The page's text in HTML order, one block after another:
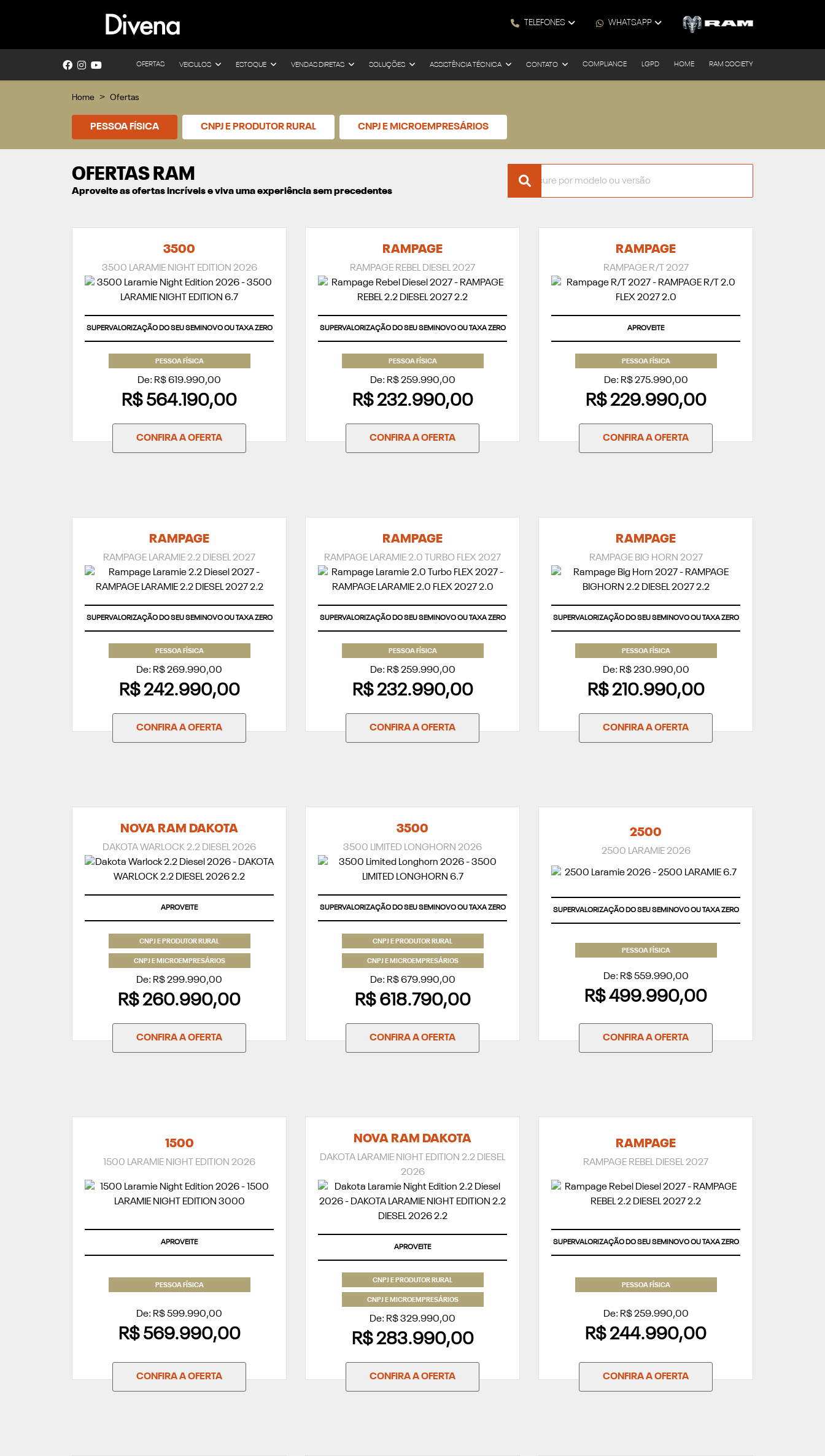
TELEFONES WHATSAPP
OFERTAS VEICULOS ESTOQUE VENDAS DIRETAS SOLUÇÕES ASSISTÊNCIA TÉCNICA CONTATO COMPLIANCE LGPD HOME RAM SOCIETY
Home Ofertas
PESSOA FÍSICA CNPJ E PRODUTOR RURAL CNPJ E MICROEMPRESÁRIOS
OFERTAS RAM
Aproveite as ofertas incríveis e viva uma experiência sem precedentes
3500
3500 LARAMIE NIGHT EDITION 2026
SUPERVALORIZAÇÃO DO SEU SEMINOVO OU TAXA ZERO
PESSOA FÍSICA
De: R$ 619.990,00
R$ 564.190,00
CONFIRA A OFERTA
RAMPAGE
RAMPAGE REBEL DIESEL 2027
SUPERVALORIZAÇÃO DO SEU SEMINOVO OU TAXA ZERO
PESSOA FÍSICA
De: R$ 259.990,00
R$ 232.990,00
CONFIRA A OFERTA
RAMPAGE
RAMPAGE R/T 2027
APROVEITE
PESSOA FÍSICA
De: R$ 275.990,00
R$ 229.990,00
CONFIRA A OFERTA
RAMPAGE
RAMPAGE LARAMIE 2.2 DIESEL 2027
SUPERVALORIZAÇÃO DO SEU SEMINOVO OU TAXA ZERO
PESSOA FÍSICA
De: R$ 269.990,00
R$ 242.990,00
CONFIRA A OFERTA
RAMPAGE
RAMPAGE LARAMIE 2.0 TURBO FLEX 2027
SUPERVALORIZAÇÃO DO SEU SEMINOVO OU TAXA ZERO
PESSOA FÍSICA
De: R$ 259.990,00
R$ 232.990,00
CONFIRA A OFERTA
RAMPAGE
RAMPAGE BIG HORN 2027
SUPERVALORIZAÇÃO DO SEU SEMINOVO OU TAXA ZERO
PESSOA FÍSICA
De: R$ 230.990,00
R$ 210.990,00
CONFIRA A OFERTA
NOVA RAM DAKOTA
DAKOTA WARLOCK 2.2 DIESEL 2026
APROVEITE
CNPJ E PRODUTOR RURAL
CNPJ E MICROEMPRESÁRIOS
De: R$ 299.990,00
R$ 260.990,00
CONFIRA A OFERTA
3500
3500 LIMITED LONGHORN 2026
SUPERVALORIZAÇÃO DO SEU SEMINOVO OU TAXA ZERO
CNPJ E PRODUTOR RURAL
CNPJ E MICROEMPRESÁRIOS
De: R$ 679.990,00
R$ 618.790,00
CONFIRA A OFERTA
2500
2500 LARAMIE 2026
SUPERVALORIZAÇÃO DO SEU SEMINOVO OU TAXA ZERO
PESSOA FÍSICA
De: R$ 559.990,00
R$ 499.990,00
CONFIRA A OFERTA
1500
1500 LARAMIE NIGHT EDITION 2026
APROVEITE
PESSOA FÍSICA
De: R$ 599.990,00
R$ 569.990,00
CONFIRA A OFERTA
NOVA RAM DAKOTA
DAKOTA LARAMIE NIGHT EDITION 2.2 DIESEL
2026
APROVEITE
CNPJ E PRODUTOR RURAL
CNPJ E MICROEMPRESÁRIOS
De: R$ 329.990,00
R$ 283.990,00
CONFIRA A OFERTA
RAMPAGE
RAMPAGE REBEL DIESEL 2027
SUPERVALORIZAÇÃO DO SEU SEMINOVO OU TAXA ZERO
PESSOA FÍSICA
De: R$ 259.990,00
R$ 244.990,00
CONFIRA A OFERTA